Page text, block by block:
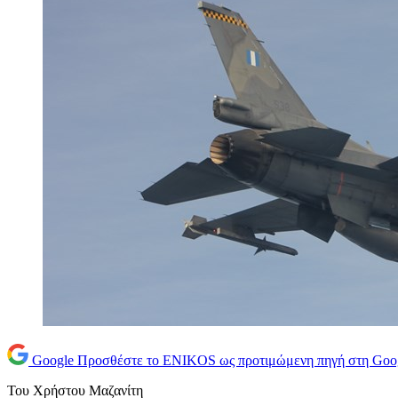
Google Προσθέστε το ENIKOS ως προτιμώμενη πηγή στη
Του Χρήστου Μαζανίτη